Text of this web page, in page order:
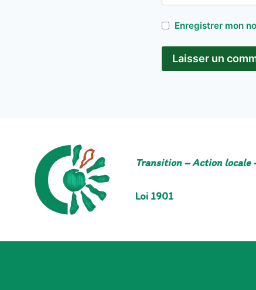
Enregistrer mon
Transition – Action
Loi 1901